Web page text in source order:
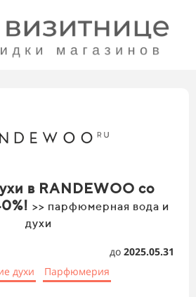
в RANDEWOO со
>> парфюмерная вода и
духи
до 2025.05.31
духи
Парфюмерия